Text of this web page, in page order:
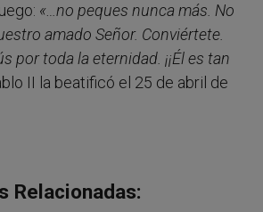
«…no peques nunca más. No
amado Señor. Conviértete.
por toda la eternidad. ¡¡Él es tan
II la beatificó el 25 de abril de
Relacionadas: